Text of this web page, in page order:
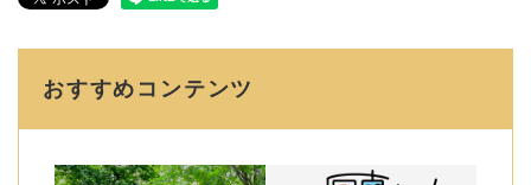
おすすめコンテンツ